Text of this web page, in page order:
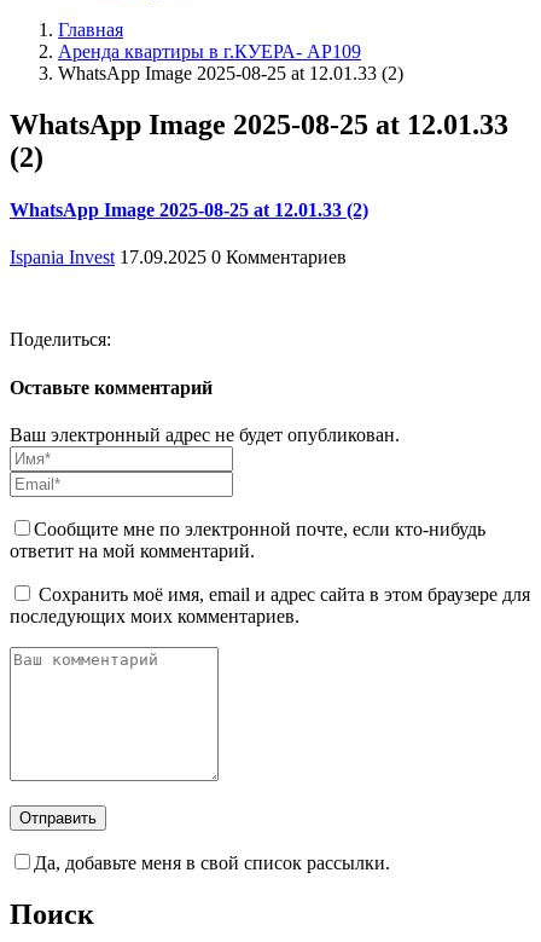
Главная
Аренда квартиры в г.КУЕРА- АР109
WhatsApp Image 2025-08-25 at 12.01.33 (2)
WhatsApp Image 2025-08-25 at 12.01.33
(2)
WhatsApp Image 2025-08-25 at 12.01.33 (2)
Ispania Invest 17.09.2025 0 Комментариев
Поделиться:
Оставьте комментарий
Ваш электронный адрес не будет опубликован.
Сообщите мне по электронной почте, если кто-нибудь
ответит на мой комментарий.
Сохранить моё имя, email и адрес сайта в этом браузере для
последующих моих комментариев.
Да, добавьте меня в свой список рассылки.
Поиск